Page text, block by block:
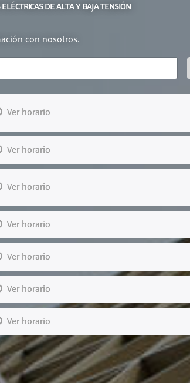
DE ALTA Y BAJA TENSIÓN
con nosotros.
Ver horario
Ver horario
Ver horario
Ver horario
Ver horario
Ver horario
Ver horario